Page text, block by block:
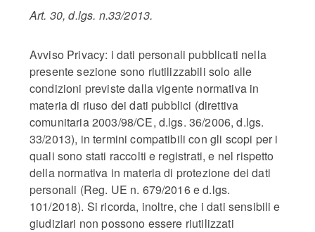
Art. 30, d.lgs. n.33/2013.
Avviso Privacy: i dati personali pubblicati nella
presente sezione sono riutilizzabili solo alle
condizioni previste dalla vigente normativa in
materia di riuso dei dati pubblici (direttiva
comunitaria 2003/98/CE, d.lgs. 36/2006, d.lgs.
33/2013), in termini compatibili con gli scopi per i
quali sono stati raccolti e registrati, e nel rispetto
della normativa in materia di protezione dei dati
personali (Reg. UE n. 679/2016 e d.lgs.
101/2018). Si ricorda, inoltre, che i dati sensibili e
giudiziari non possono essere riutilizzati